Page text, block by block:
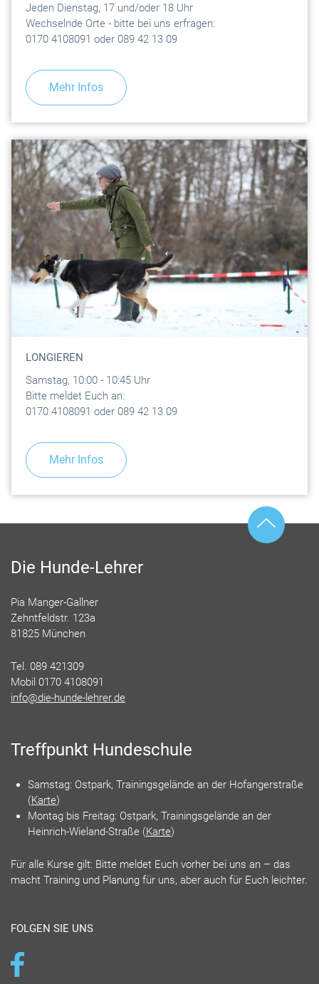
Jeden Dienstag, 17 und/oder 18 Uhr
Wechselnde Orte - bitte bei uns erfragen:
0170 4108091 oder 089 42 13 09
Mehr Infos
LONGIEREN
Samstag, 10:00 - 10:45 Uhr
Bitte meldet Euch an:
0170 4108091 oder 089 42 13 09
Mehr Infos
Die Hunde-Lehrer
Pia Manger-Gallner
Zehntfeldstr. 123a
81825 München
Tel. 089 421309
Mobil 0170 4108091
info@die-hunde-lehrer.de
Treffpunkt Hundeschule
Samstag: Ostpark, Trainingsgelände an der Hofangerstraße
(Karte)
Montag bis Freitag: Ostpark, Trainingsgelände an der
Heinrich-Wieland-Straße (Karte)
Für alle Kurse gilt: Bitte meldet Euch vorher bei uns an – das
macht Training und Planung für uns, aber auch für Euch leichter.
FOLGEN SIE UNS